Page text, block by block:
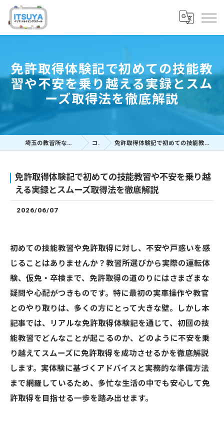
免許取得体験記で初めての技能教
習や不安を乗り越える実録とスム
ーズ取得法を徹底解説
埼玉の教習所ならイツヤドライビングスクール コラム 免許取得体験記で初めての技能教習や不安を乗り越える実録とスムーズ取得法を徹底解説
免許取得体験記で初めての技能教習や不安を乗り越
える実録とスムーズ取得法を徹底解説
2026/06/07
初めての技能教習や免許取得に対し、不安や戸惑いを感
じることはありませんか？教習所選びから実際の運転体
験、仮免・卒検まで、免許取得の道のりにはさまざまな
疑問や心配がつきものです。特に最初の実車操作や教官
とのやり取りは、多くの方にとって大きな壁。しかし本
記事では、リアルな免許取得体験記を通じて、初回の技
能教習でどんなことが起こるのか、どのように不安を乗
り越えてスムーズに免許取得を成功させるかを徹底解説
します。実体験に基づくアドバイスと実務的な準備方法
まで網羅しているため、多忙な生活の中でも安心して免
許取得を目指せる一歩を踏み出せます。